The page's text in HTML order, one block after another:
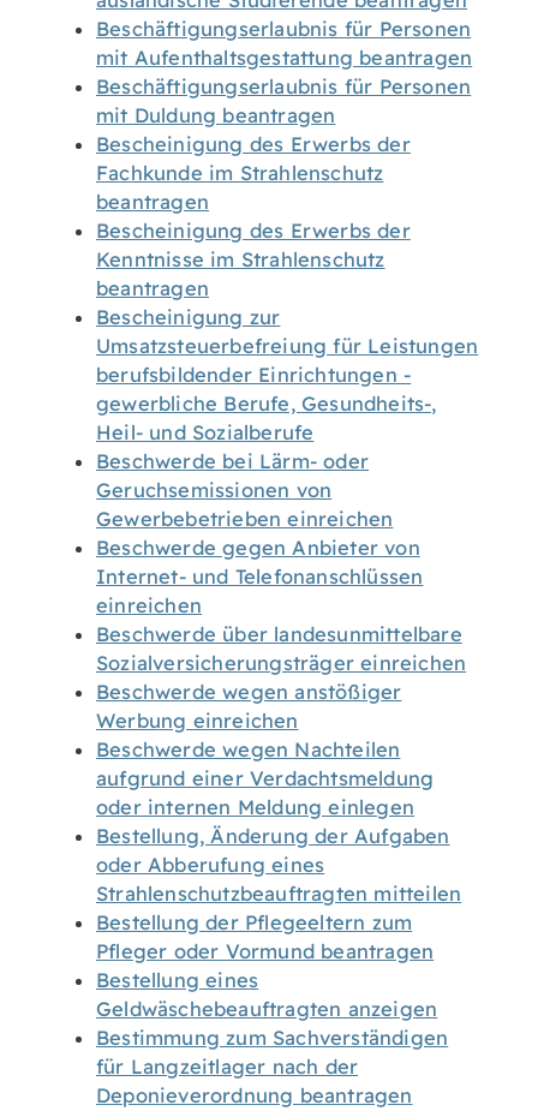
Beschäftigungserlaubnis für Personen
mit Aufenthaltsgestattung beantragen
Beschäftigungserlaubnis für Personen
mit Duldung beantragen
Bescheinigung des Erwerbs der
Fachkunde im Strahlenschutz
beantragen
Bescheinigung des Erwerbs der
Kenntnisse im Strahlenschutz
beantragen
Bescheinigung zur
Umsatzsteuerbefreiung für Leistungen
berufsbildender Einrichtungen -
gewerbliche Berufe, Gesundheits-,
Heil- und Sozialberufe
Beschwerde bei Lärm- oder
Geruchsemissionen von
Gewerbebetrieben einreichen
Beschwerde gegen Anbieter von
Internet- und Telefonanschlüssen
einreichen
Beschwerde über landesunmittelbare
Sozialversicherungsträger einreichen
Beschwerde wegen anstößiger
Werbung einreichen
Beschwerde wegen Nachteilen
aufgrund einer Verdachtsmeldung
oder internen Meldung einlegen
Bestellung, Änderung der Aufgaben
oder Abberufung eines
Strahlenschutzbeauftragten mitteilen
Bestellung der Pflegeeltern zum
Pfleger oder Vormund beantragen
Bestellung eines
Geldwäschebeauftragten anzeigen
Bestimmung zum Sachverständigen
für Langzeitlager nach der
Deponieverordnung beantragen